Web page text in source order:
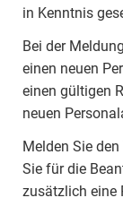
in Kenntnis
Bei der
einen neuen
einen gültigen
neuen
Melden Sie
Sie für die
zusätzlich eine